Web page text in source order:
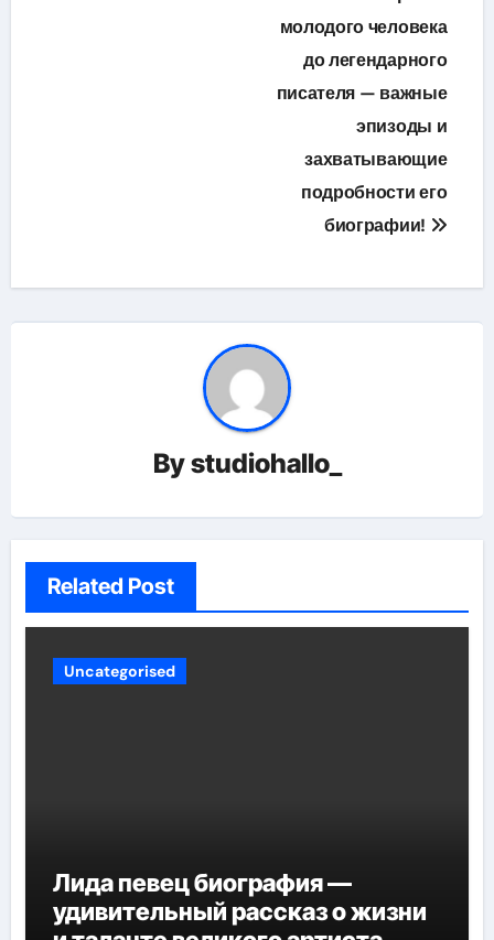
молодого человека
до легендарного
писателя — важные
эпизоды и
захватывающие
подробности его
биографии!
Bystudiohallo_
Related Post
Uncategorised
Лида певец биография —
удивительный рассказ о жизни